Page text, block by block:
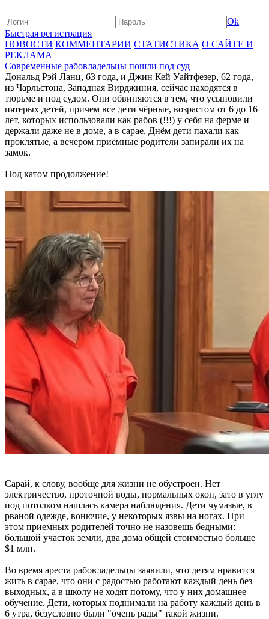
Ok
Быстрая регистрация
НОВОСТИ КОММЕНТАРИИ СТАТИСТИКА О САЙТЕ И
РЕКЛАМА
Современные рабовладельцы пошли под суд
Дональд Рэй Ланц, 63 года, и Джин Кей Уайтфезер, 62 года,
из Чарльстона, Западная Вирджиния, сейчас находятся в
тюрьме и под судом. Они обвиняются в тем, что усыновили
пятерых детей, причем все дети чёрные, возрастом от 6 до 16
лет, которых использовали как рабов (!!!) у себя на ферме и
держали даже не в доме, а в сарае. Днём дети пахали как
проклятые, а вечером приёмные родители запирали их на
замок.
Под катом продолжение!
Сарай, к слову, вообще для жизни не обустроен. Нет
электричество, проточной воды, нормальных окон, зато в углу
под потолком нашлась камера наблюдения. Дети чумазые, в
рваной одежде, вонючие, у некоторых язвы на ногах. При
этом приемных родителей точно не назовешь бедными:
большой участок земли, два дома общей стоимостью больше
$1 млн.
Во время ареста рабовладельцы заявили, что детям нравится
жить в сарае, что они с радостью работают каждый день без
выходных, а в школу не ходят потому, что у них домашнее
обучение. Дети, которых поднимали на работу каждый день в
6 утра, безусловно были "очень рады" такой жизни.